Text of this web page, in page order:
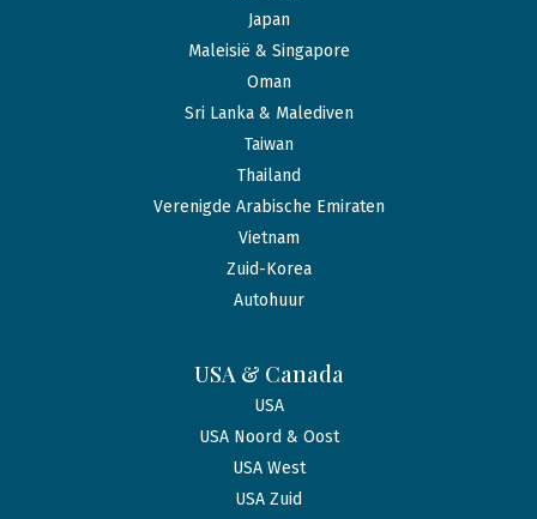
Japan
Maleisië & Singapore
Oman
Sri Lanka & Malediven
Taiwan
Thailand
Verenigde Arabische Emiraten
Vietnam
Zuid-Korea
Autohuur
USA & Canada
USA
USA Noord & Oost
USA West
USA Zuid